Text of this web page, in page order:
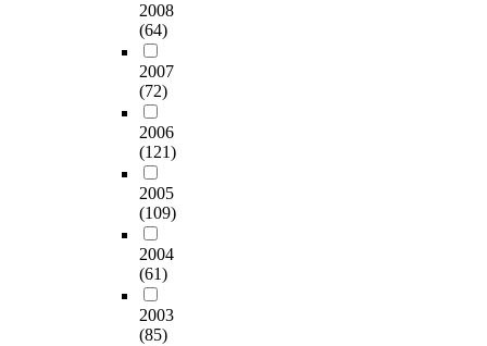
2008
(64)
2007
(72)
2006
(121)
2005
(109)
2004
(61)
2003
(85)